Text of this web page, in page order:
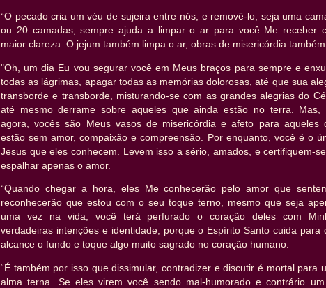
“O pecado cria um véu de sujeira entre nós, e removê-lo, seja uma
ou 20 camadas, sempre ajuda a limpar o ar para você Me receber
maior clareza. O jejum também limpa o ar, obras de misericórdia
"Oh, um dia Eu vou segurar você em Meus braços para sempre e
todas as lágrimas, apagar todas as memórias dolorosas, até que sua
transborde e transborde, misturando-se com as grandes alegrias do
até mesmo derrame sobre aqueles que ainda estão no terra. Mas,
agora, vocês são Meus vasos de misericórdia e afeto para aqueles
estão sem amor, compaixão e compreensão. Por enquanto, você é o
Jesus que eles conhecem. Levem isso a sério, amados, e certifiquem-
espalhar apenas o amor.
“Quando chegar a hora, eles Me conhecerão pelo amor que
reconhecerão que estou com o seu toque terno, mesmo que seja
uma vez na vida, você terá perfurado o coração deles com
verdadeiras intenções e identidade, porque o Espírito Santo cuida para
alcance o fundo e toque algo muito sagrado no coração humano.
“É também por isso que dissimular, contradizer e discutir é mortal para
alma terna. Se eles virem você sendo mal-humorado e contrário